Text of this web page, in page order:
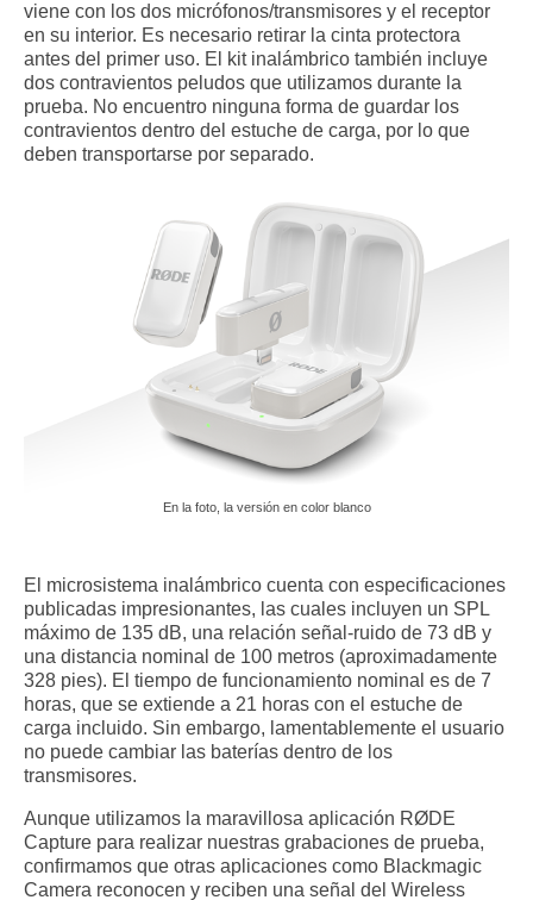
viene con los dos micrófonos/transmisores y el receptor
en su interior. Es necesario retirar la cinta protectora
antes del primer uso. El kit inalámbrico también incluye
dos contravientos peludos que utilizamos durante la
prueba. No encuentro ninguna forma de guardar los
contravientos dentro del estuche de carga, por lo que
deben transportarse por separado.
En la foto, la versión en color blanco
El microsistema inalámbrico cuenta con especificaciones
publicadas impresionantes, las cuales incluyen un SPL
máximo de 135 dB, una relación señal-ruido de 73 dB y
una distancia nominal de 100 metros (aproximadamente
328 pies). El tiempo de funcionamiento nominal es de 7
horas, que se extiende a 21 horas con el estuche de
carga incluido. Sin embargo, lamentablemente el usuario
no puede cambiar las baterías dentro de los
transmisores.
Aunque utilizamos la maravillosa aplicación RØDE
Capture para realizar nuestras grabaciones de prueba,
confirmamos que otras aplicaciones como Blackmagic
Camera reconocen y reciben una señal del Wireless